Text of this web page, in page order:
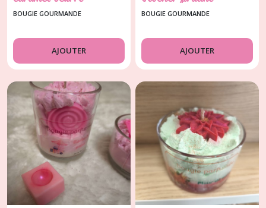
salé
BOUGIE GOURMANDE
AJOUTER
BOUGIE GOURMANDE
AJOUTER